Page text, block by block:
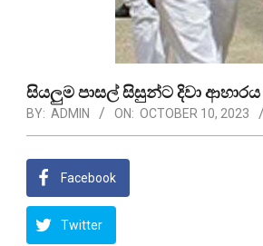
සියලුම පාසල් සිසුන්ට දිවා
BY: ADMIN ON: OCTOBER 10, 2023
Facebook
Twitter